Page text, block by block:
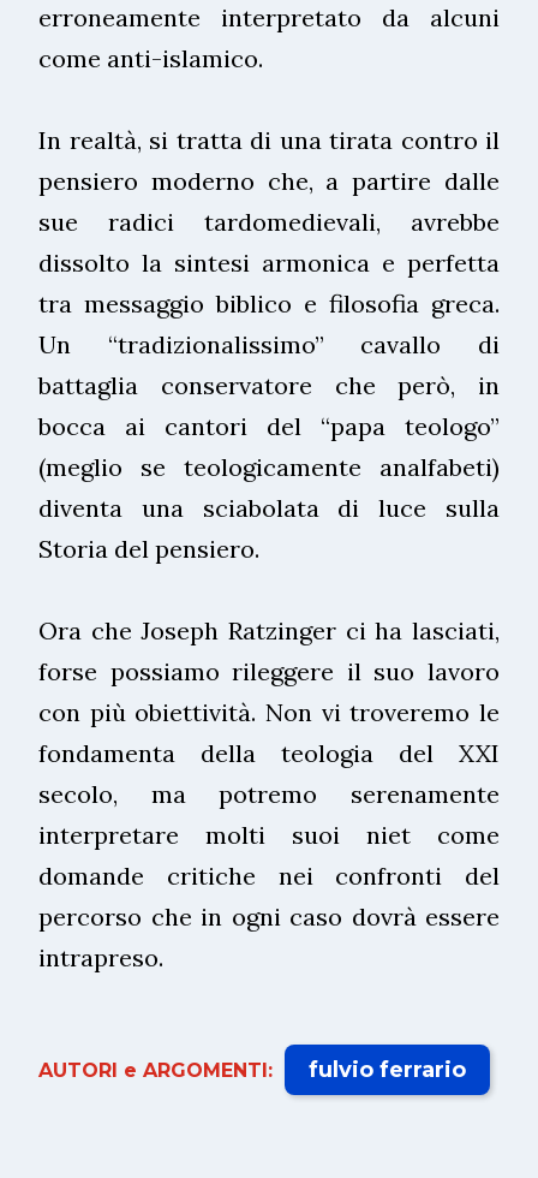
erroneamente interpretato da alcuni
come anti-islamico.
In realtà, si tratta di una tirata contro il
pensiero moderno che, a partire dalle
sue radici tardomedievali, avrebbe
dissolto la sintesi armonica e perfetta
tra messaggio biblico e filosofia greca.
Un “tradizionalissimo” cavallo di
battaglia conservatore che però, in
bocca ai cantori del “papa teologo”
(meglio se teologicamente analfabeti)
diventa una sciabolata di luce sulla
Storia del pensiero.
Ora che Joseph Ratzinger ci ha lasciati,
forse possiamo rileggere il suo lavoro
con più obiettività. Non vi troveremo le
fondamenta della teologia del XXI
secolo, ma potremo serenamente
interpretare molti suoi niet come
domande critiche nei confronti del
percorso che in ogni caso dovrà essere
intrapreso.
AUTORI e ARGOMENTI: fulvio ferrario